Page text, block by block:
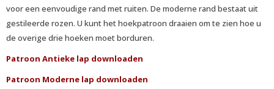
voor een eenvoudige rand met ruiten. De moderne rand bestaat uit
gestileerde rozen. U kunt het hoekpatroon draaien om te zien hoe u
de overige drie hoeken moet borduren.
Patroon Antieke lap downloaden
Patroon Moderne lap downloaden